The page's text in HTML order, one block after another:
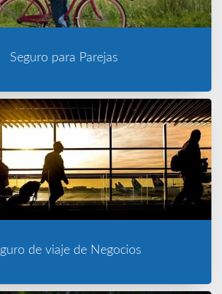
Seguro para Parejas
de viaje de Negocios